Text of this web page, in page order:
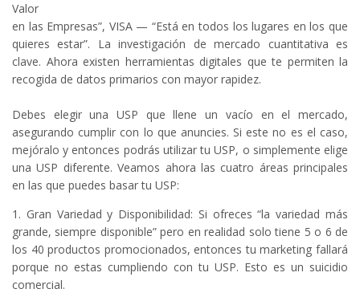
Valor
en las Empresas”, VISA — “Está en todos los lugares en los que
quieres estar”. La investigación de mercado cuantitativa es
clave. Ahora existen herramientas digitales que te permiten la
recogida de datos primarios con mayor rapidez.
Debes elegir una USP que llene un vacío en el mercado,
asegurando cumplir con lo que anuncies. Si este no es el caso,
mejóralo y entonces podrás utilizar tu USP, o simplemente elige
una USP diferente. Veamos ahora las cuatro áreas principales
en las que puedes basar tu USP:
1. Gran Variedad y Disponibilidad: Si ofreces “la variedad más
grande, siempre disponible” pero en realidad solo tiene 5 o 6 de
los 40 productos promocionados, entonces tu marketing fallará
porque no estas cumpliendo con tu USP. Esto es un suicidio
comercial.